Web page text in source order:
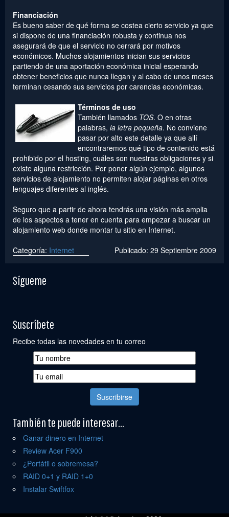
Financiación
Es bueno saber de qué forma se costea cierto servicio ya que
si dispone de una financiación robusta y continua nos
asegurará de que el servicio no cerrará por motivos
económicos. Muchos alojamientos inician sus servicios
partiendo de una aportación económica inicial esperando
obtener beneficios que nunca llegan y al cabo de unos meses
terminan cesando sus servicios por carencias económicas.
Términos de uso
También llamados TOS. O en otras
palabras, la letra pequeña. No conviene
pasar por alto este detalle ya que allí
encontraremos qué tipo de contenido está
prohibido por el hosting, cuáles son nuestras obligaciones y si
existe alguna restricción. Por poner algún ejemplo, algunos
servicios de alojamiento no permiten alojar páginas en otros
lenguajes diferentes al inglés.
Seguro que a partir de ahora tendrás una visión más amplia
de los aspectos a tener en cuenta para empezar a buscar un
alojamiento web donde montar tu sitio en Internet.
Categoría: Internet Publicado: 29 Septiembre 2009
Sígueme
Suscríbete
Recibe todas las novedades en tu correo
También te puede interesar...
Ganar dinero en Internet
Review Acer F900
¿Portátil o sobremesa?
RAID 0+1 y RAID 1+0
Instalar Swiftfox